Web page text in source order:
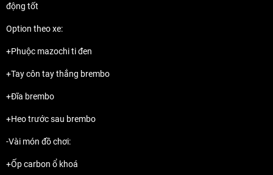
động tốt
Option theo xe:
+Phuộc mazochi ti đen
+Tay côn tay thắng brembo
+Đĩa brembo
+Heo trước sau brembo
-Vài món đồ chơi:
+Ốp carbon ổ khoá